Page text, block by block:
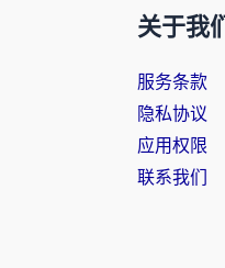
关于我们
服务条款
隐私协议
应用权限
联系我们